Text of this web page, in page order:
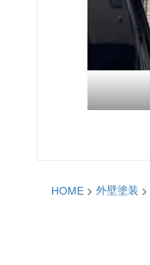
HOME > 外壁塗装 >